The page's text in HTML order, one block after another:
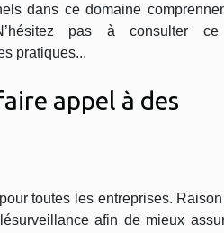
dans ce domaine
pas à consulter
pratiques...
appel à des
toutes les entreprises.
afin de mieux